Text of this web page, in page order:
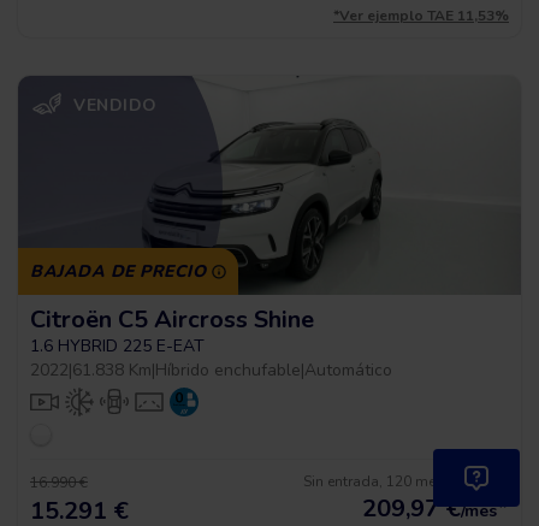
*Ver ejemplo TAE 11,53%
VENDIDO
BAJADA DE PRECIO
Citroën C5 Aircross Shine
1.6 HYBRID 225 E-EAT
2022|61.838 Km|Híbrido enchufable|Automático
16.990 €
15.291 €
Sin entrada, 120 meses, desde
209,97€/mes*